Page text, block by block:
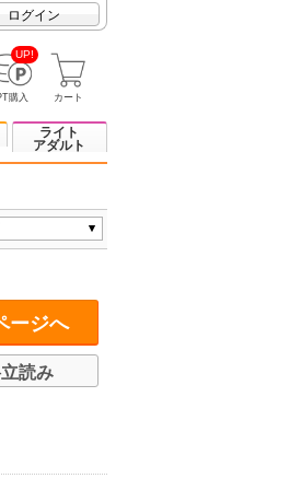
ログイン
UP!
購入 カート
ライト
アダルト
ージへ
読み